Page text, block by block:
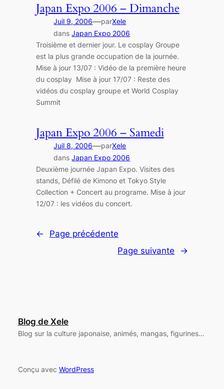
Japan Expo 2006 – Dimanche
Juil 9, 2006—parXele
dansJapan Expo 2006
Troisième et dernier jour. Le cosplay Groupe
est la plus grande occupation de la journée.
Mise à jour 13/07 : Vidéo de la première heure
du cosplay Mise à jour 17/07 : Reste des
vidéos du cosplay groupe et World Cosplay
Summit
Japan Expo 2006 – Samedi
Juil 8, 2006—parXele
dansJapan Expo 2006
Deuxième journée Japan Expo. Visites des
stands, Défilé de Kimono et Tokyo Style
Collection + Concert au programe. Mise à jour
12/07 : les vidéos du concert.
←
Page précédente
Page suivante
→
Blog de Xele
Blog sur la culture japonaise, animés, mangas, figurines…
Conçu avec WordPress